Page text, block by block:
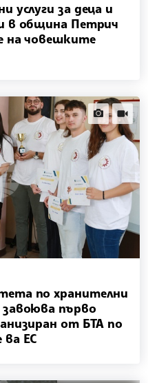
услуги за деца и
в община Петрич
на човешките
news.images
по хранителни
първо
от БТА по
ва ЕС